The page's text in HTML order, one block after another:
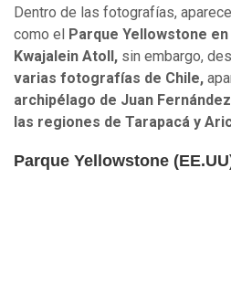
Dentro de las fotografías,
como el
Parque Yellowstone
Kwajalein Atoll, sin embargo,
varias fotografías de Chile,
archipélago de Juan
las regiones de Tarapacá y
Parque Yellowstone